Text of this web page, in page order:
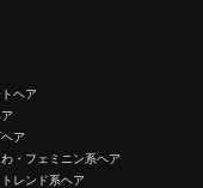
ヘア
ア
・フェミニン系ヘア
レンド系ヘア